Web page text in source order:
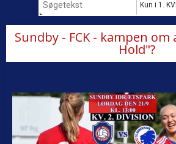
Kun i 1.
Sundby - FCK - kampen
Hold"?